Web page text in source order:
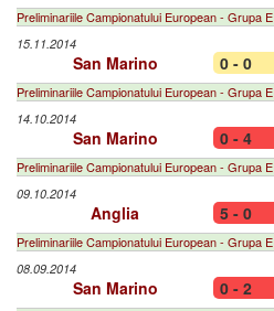
Preliminariile Campionatului European - Grupa E
15.11.2014
San Marino 0 - 0
Preliminariile Campionatului European - Grupa E
14.10.2014
San Marino 0 - 4
Preliminariile Campionatului European - Grupa E
09.10.2014
Anglia 5 - 0
Preliminariile Campionatului European - Grupa E
08.09.2014
San Marino 0 - 2